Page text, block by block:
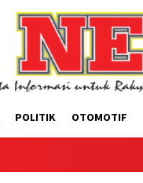
POLITIK OTOMOTIF